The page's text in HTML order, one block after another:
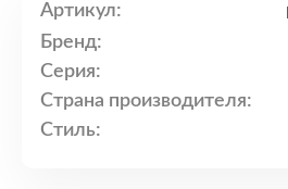
Артикул:
Бренд:
Серия:
Страна производителя:
Стиль: